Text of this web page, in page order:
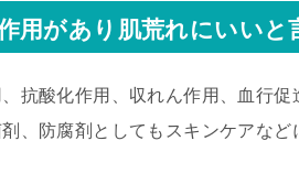
用があり肌荒れにいいと
抗酸化作用、収れん作用、血行
、防腐剤としてもスキンケアなど